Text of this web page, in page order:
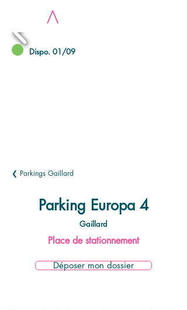
A
Dispo. 01/09
Parking Europa 4
❮ Parkings Gaillard
Gaillard
Place de stationnement
Déposer mon dossier